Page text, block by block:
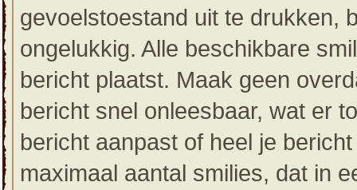
gevoelstoestand uit te drukken,
ongelukkig. Alle beschikbare
bericht plaatst. Maak geen
bericht snel onleesbaar, wat er
bericht aanpast of heel je
maximaal aantal smilies, dat in